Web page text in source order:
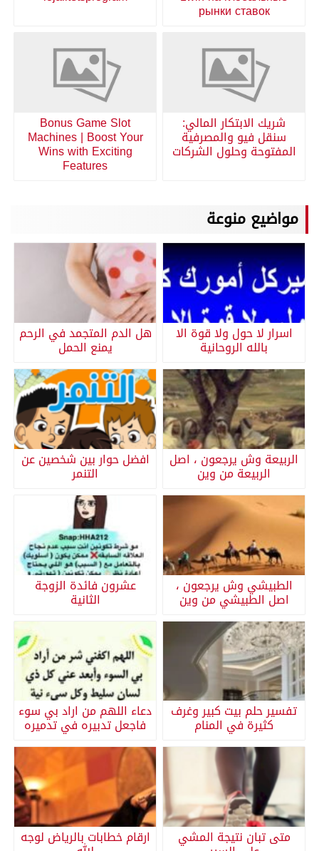
рынки ставок
شريك الابتكار المالي:
سنقل فيو والمصرفية
المفتوحة وحلول الشركات
Bonus Game Slot
Machines | Boost Your
Wins with Exciting
Features
مواضيع منوعة
اسرار لا حول ولا قوة الا
بالله الروحانية
هل الدم المتجمد في الرحم
يمنع الحمل
الربيعة وش يرجعون ، اصل
الربيعة من وين
افضل حوار بين شخصين عن
التنمر
الطبيشي وش يرجعون ،
اصل الطبيشي من وين
عشرون فائدة الزوجة
الثانية
تفسير حلم بيت كبير وغرف
كثيرة في المنام
دعاء اللهم من اراد بي سوء
فاجعل تدبيره في تدميره
متى تبان نتيجة المشي ارقام خطابات بالرياض لوجه